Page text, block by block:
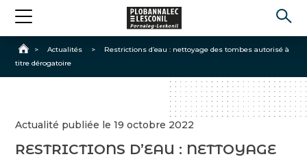
Accueil
> Actualités >
Restrictions d’eau : nettoyage des tombes autorisé à
titre dérogatoire
Actualité publiée le 19 octobre 2022
RESTRICTIONS D’EAU : NETTOYAGE